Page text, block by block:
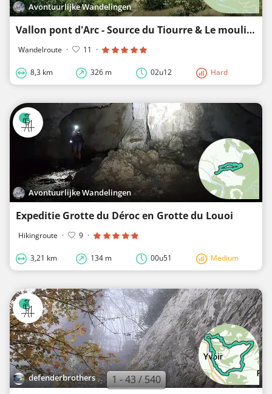
Avontuurlijke Wandelingen
Vallon pont d'Arc - Source du Tiourre & Le moulin du Tiourre
Wandelroute · 11 ·
8,3 km 326 m 02u12 Hard
Avontuurlijke Wandelingen
Expeditie Grotte du Déroc en Grotte du Louoi
Hikingroute · 9 ·
3,21 km 134 m 00u51 Medium
defenderbrothers 1 - 43 / 540